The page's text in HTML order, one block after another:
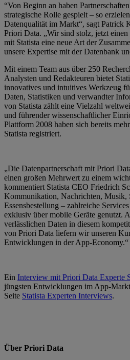
“Von Beginn an haben
strategische Rolle gespielt – so
Datenqualität im Markt“, sagt Patrick
Priori Data. „Wir sind stolz, jetzt
mit Statista eine neue Art der
unsere Expertise mit der Datenbank
Mit einem Team aus über 250
Analysten und Redakteuren bietet
innovatives und intuitives Werkzeug
Daten, Statistiken und verwandter
von Statista zählt eine Vielzahl
und führender wissenschaftlicher
Plattform 2008 haben sich bereits
Statista registriert.
„Die Datenpartnerschaft mit Priori
einen großen Mehrwert zu einem
kommentiert Statista CEO Friedrich
Kommunikation, Nachrichten, Musik,
Essensbestellung – zahlreiche
exklusiv über mobile Geräte genutzt.
verlässlichen Daten in diesem
von Priori Data liefern wir unseren
Entwicklungen in der App-Economy.“
Ein Interview mit Priori Data Experte
jüngsten Entwicklungen im App-
Seite Statista Experten Interviews.
Über Priori Data